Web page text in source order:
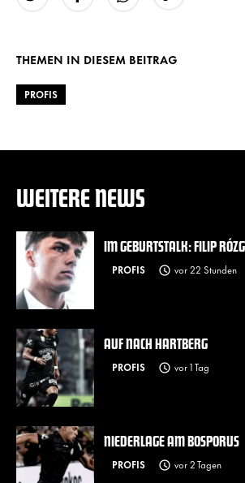
THEMEN IN DIESEM BEITRAG
PROFIS
WEITERE NEWS
IM GEBURTSTALK: FILIP
PROFIS vor 22 Stunden
AUF NACH HARTBERG
PROFIS vor 1 Tag
NIEDERLAGE AM BOSPORUS
PROFIS vor 2 Tagen